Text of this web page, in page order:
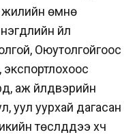
жилийн өмнө
үйл
Оюутолгойгоос
экспортлохоос
аж үйлдвэрийн
уул уурхай дагасан
төслүүддээ хүч